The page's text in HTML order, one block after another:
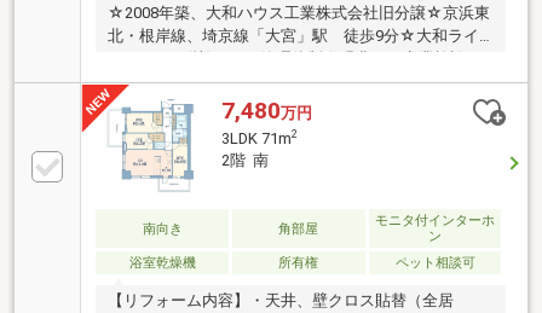
☆2008年築、大和ハウス工業株式会社旧分譲☆京浜東
北・根岸線、埼京線「大宮」駅 徒歩9分☆大和ライ
充実した利便性の高いエリア☆3LDK＋2WIC☆2024年
リフォーム履歴有☆ペット可(飼育細則有)☆二重床・
二重天井構造☆24時間ゴミ出し可能☆24時間セキュリ
ティシステムページ下部の「関連リンク」の「【さら
に詳しく】この物件の情報を確認！」をタップしてい
ただくと、詳細を見ることができます！※アプリで
は、表示されません。
7,480万円
3LDK 71m2
2階 南
南向き 角部屋
モニタ付インターホ
ン
浴室乾燥機
所有権 ペット相談可
【リフォーム内容】・天井、壁クロス貼替（全居